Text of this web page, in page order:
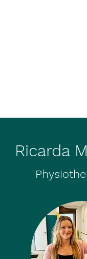
Ricarda